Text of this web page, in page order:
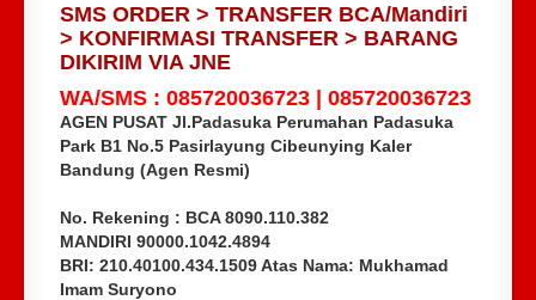
SMS ORDER > TRANSFER BCA/Mandiri
> KONFIRMASI TRANSFER > BARANG
DIKIRIM VIA JNE
WA/SMS : 085720036723 | 085720036723
AGEN PUSAT Jl.Padasuka Perumahan Padasuka
Park B1 No.5 Pasirlayung Cibeunying Kaler
Bandung (Agen Resmi)
No. Rekening : BCA 8090.110.382
MANDIRI 90000.1042.4894
BRI: 210.40100.434.1509 Atas Nama: Mukhamad
Imam Suryono